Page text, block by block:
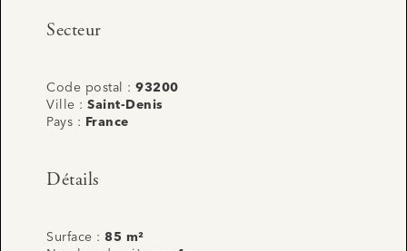
Secteur
Code postal : 93200
Ville : Saint-Denis
Pays :
France
Détails
Surface : 85 m²